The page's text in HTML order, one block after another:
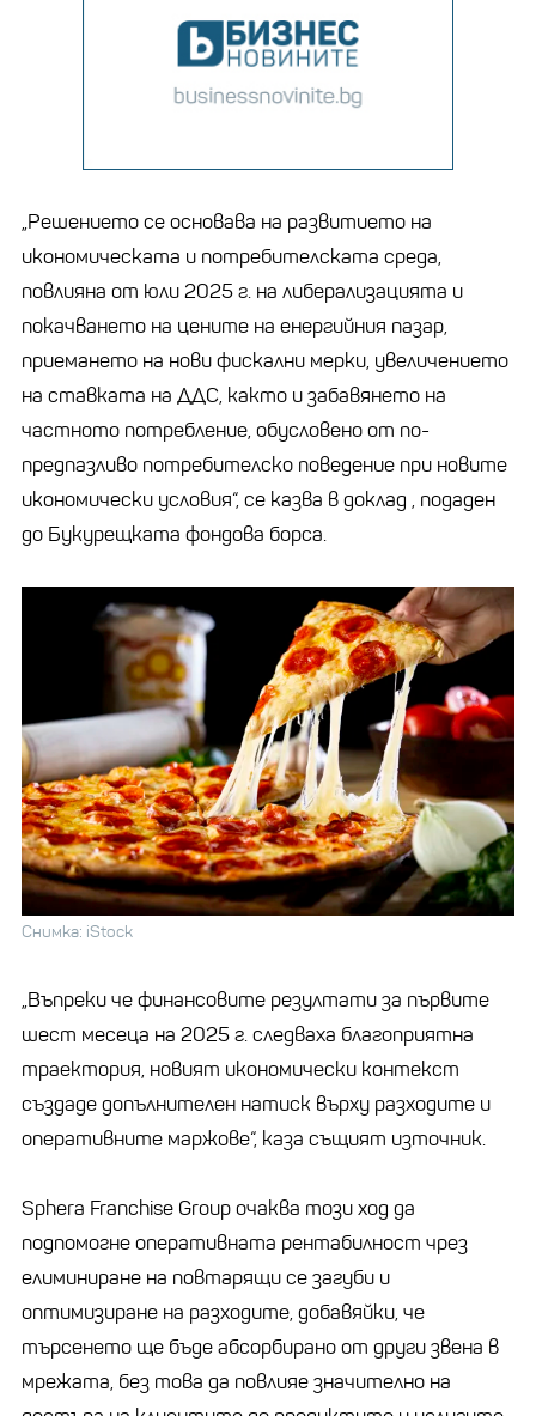
„Решението се основава на развитието на
икономическата и потребителската среда,
повлияна от юли 2025 г. на либерализацията и
покачването на цените на енергийния пазар,
приемането на нови фискални мерки, увеличението
на ставката на ДДС, както и забавянето на
частното потребление, обусловено от по-
предпазливо потребителско поведение при новите
икономически условия“, се казва в доклад , подаден
до Букурещката фондова борса.
Снимка: iStock
„Въпреки че финансовите резултати за първите
шест месеца на 2025 г. следваха благоприятна
траектория, новият икономически контекст
създаде допълнителен натиск върху разходите и
оперативните маржове“, каза същият източник.
Sphera Franchise Group очаква този ход да
подпомогне оперативната рентабилност чрез
елиминиране на повтарящи се загуби и
оптимизиране на разходите, добавяйки, че
търсенето ще бъде абсорбирано от други звена в
мрежата, без това да повлияе значително на